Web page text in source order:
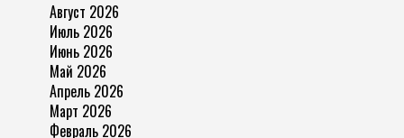
Август 2026
Июль 2026
Июнь 2026
Май 2026
Апрель 2026
Март 2026
Февраль 2026